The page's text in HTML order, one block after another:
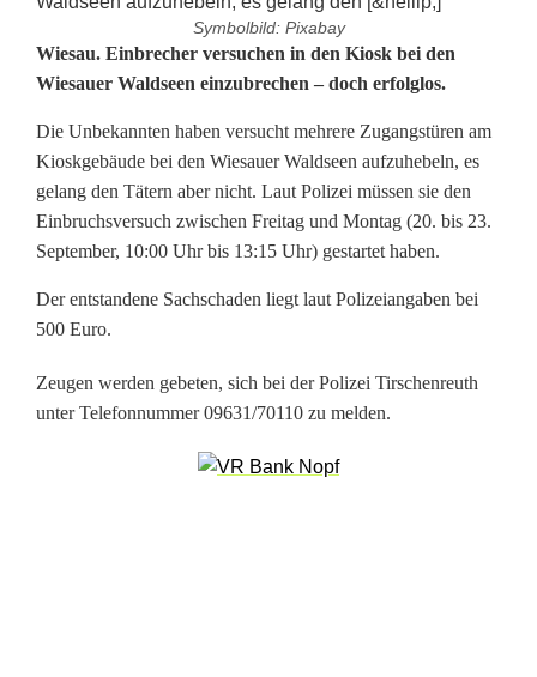
Symbolbild: Pixabay
K
o
s
k
-
E
i
n
Wiesau. Einbrecher versuchen in den Kiosk bei den
Wiesauer Waldseen einzubrechen – doch erfolglos.
Die Unbekannten haben versucht mehrere Zugangstüren am
Kioskgebäude bei den Wiesauer Waldseen aufzuhebeln, es
gelang den Tätern aber nicht. Laut Polizei müssen sie den
Einbruchsversuch zwischen Freitag und Montag (20. bis 23.
September, 10:00 Uhr bis 13:15 Uhr) gestartet haben.
Der entstandene Sachschaden liegt laut Polizeiangaben bei
500 Euro.
Zeugen werden gebeten, sich bei der Polizei Tirschenreuth
unter Telefonnummer 09631/70110 zu melden.